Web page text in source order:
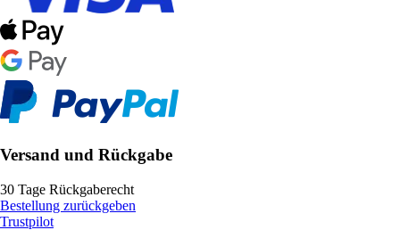
Versand und Rückgabe
30 Tage Rückgaberecht
Bestellung zurückgeben
Trustpilot